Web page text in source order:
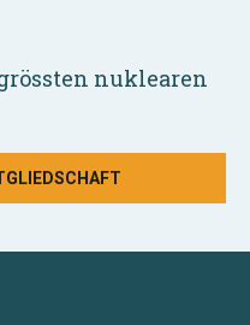
nuklearen